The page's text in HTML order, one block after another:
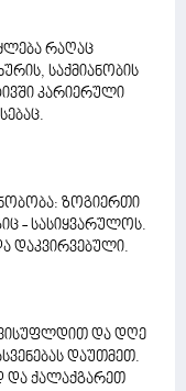
რაღაც
საქმიანობის
კარიერული
ზოგიერთი
- სასიყვარულოს.
დაკვირვებული.
და დღე
დაუთმეთ.
და ქალაქგარეთ